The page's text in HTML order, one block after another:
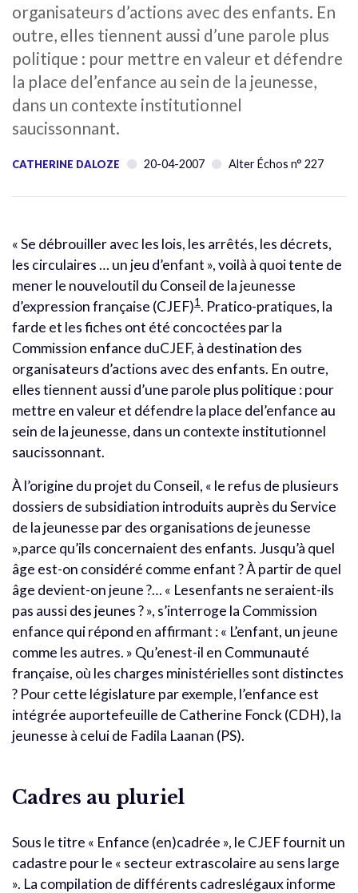
organisateurs d’actions avec des enfants. En
outre, elles tiennent aussi d’une parole plus
politique : pour mettre en valeur et défendre
la place del’enfance au sein de la jeunesse,
dans un contexte institutionnel
saucissonnant.
CATHERINE DALOZE 20-04-2007 Alter Échos n° 227
« Se débrouiller avec les lois, les arrêtés, les décrets,
les circulaires … un jeu d’enfant », voilà à quoi tente de
mener le nouveloutil du Conseil de la jeunesse
d’expression française (CJEF)1. Pratico-pratiques, la
farde et les fiches ont été concoctées par la
Commission enfance duCJEF, à destination des
organisateurs d’actions avec des enfants. En outre,
elles tiennent aussi d’une parole plus politique : pour
mettre en valeur et défendre la place del’enfance au
sein de la jeunesse, dans un contexte institutionnel
saucissonnant.
À l’origine du projet du Conseil, « le refus de plusieurs
dossiers de subsidiation introduits auprès du Service
de la jeunesse par des organisations de jeunesse
»,parce qu’ils concernaient des enfants. Jusqu’à quel
âge est-on considéré comme enfant ? À partir de quel
âge devient-on jeune ?… « Lesenfants ne seraient-ils
pas aussi des jeunes ? », s’interroge la Commission
enfance qui répond en affirmant : « L’enfant, un jeune
comme les autres. » Qu’enest-il en Communauté
française, où les charges ministérielles sont distinctes
? Pour cette législature par exemple, l’enfance est
intégrée auportefeuille de Catherine Fonck (CDH), la
jeunesse à celui de Fadila Laanan (PS).
Cadres au pluriel
Sous le titre « Enfance (en)cadrée », le CJEF fournit un
cadastre pour le « secteur extrascolaire au sens large
». La compilation de différents cadreslégaux informe